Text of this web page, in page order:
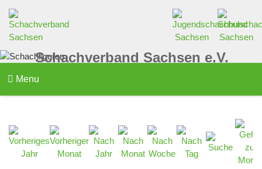
Schachverband Sachsen e.V.
Menu